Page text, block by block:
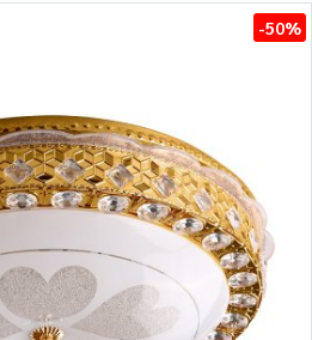
-50%